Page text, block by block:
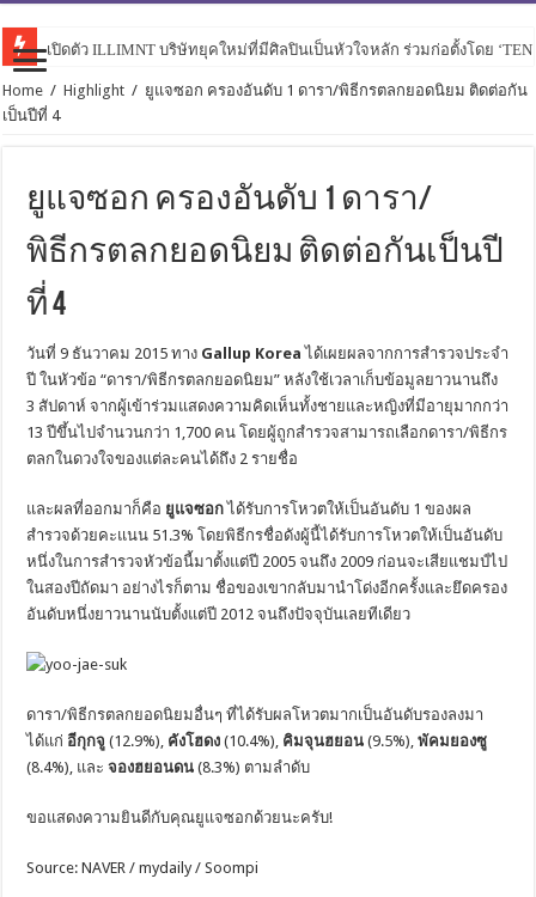
เปิดตัว ILLIMNT บริษัทยุคใหม่ที่มีศิลปินเป็นหัวใจหลัก ร่วมก่อตั้งโดย
Home / Highlight / ยูแจซอก ครองอันดับ 1 ดารา/พิธีกรตลกยอดนิยม ติดต่อกัน
เป็นปีที่ 4
ยูแจซอก ครองอันดับ 1 ดารา/
พิธีกรตลกยอดนิยม ติดต่อกันเป็นปี
ที่ 4
วันที่ 9 ธันวาคม 2015 ทาง Gallup Korea ได้เผยผลจากการสำรวจประจำ
ปี ในหัวข้อ “ดารา/พิธีกรตลกยอดนิยม” หลังใช้เวลาเก็บข้อมูลยาวนานถึง
3 สัปดาห์ จากผู้เข้าร่วมแสดงความคิดเห็นทั้งชายและหญิงที่มีอายุมากกว่า
13 ปีขึ้นไปจำนวนกว่า 1,700 คน โดยผู้ถูกสำรวจสามารถเลือกดารา/พิธีกร
ตลกในดวงใจของแต่ละคนได้ถึง 2 รายชื่อ
และผลที่ออกมาก็คือ ยูแจซอกได้รับการโหวตให้เป็นอันดับ 1 ของผล
สำรวจด้วยคะแนน 51.3% โดยพิธีกรชื่อดังผู้นี้ได้รับการโหวตให้เป็นอันดับ
หนึ่งในการสำรวจหัวข้อนี้มาตั้งแต่ปี 2005 จนถึง 2009 ก่อนจะเสียแชมป์ไป
ในสองปีถัดมา อย่างไรก็ตาม ชื่อของเขากลับมานำโด่งอีกครั้งและยึดครอง
อันดับหนึ่งยาวนานนับตั้งแต่ปี 2012 จนถึงปัจจุบันเลยทีเดียว
ดารา/พิธีกรตลกยอดนิยมอื่นๆ ที่ได้รับผลโหวตมากเป็นอันดับรองลงมา
ได้แก่ อีกุกจู (12.9%), คังโฮดง (10.4%), คิมจุนฮยอน (9.5%),พัคมยองซู
(8.4%), และจองฮยอนดน (8.3%) ตามลำดับ
ขอแสดงความยินดีกับคุณยูแจซอกด้วยนะครับ!
Source: NAVER / mydaily / Soompi